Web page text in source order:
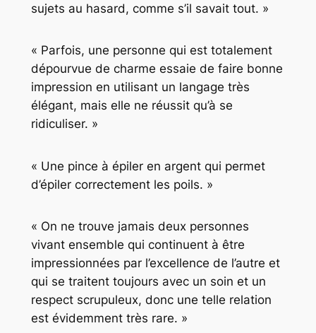
sujets au hasard, comme s’il savait tout. »
« Parfois, une personne qui est totalement
dépourvue de charme essaie de faire bonne
impression en utilisant un langage très
élégant, mais elle ne réussit qu’à se
ridiculiser. »
« Une pince à épiler en argent qui permet
d’épiler correctement les poils. »
« On ne trouve jamais deux personnes
vivant ensemble qui continuent à être
impressionnées par l’excellence de l’autre et
qui se traitent toujours avec un soin et un
respect scrupuleux, donc une telle relation
est évidemment très rare. »